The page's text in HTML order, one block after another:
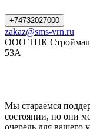
+74732027000
zakaz@sms-vrn.ru
ООО ТПК
53А
Мы стараемся
состоянии, но они